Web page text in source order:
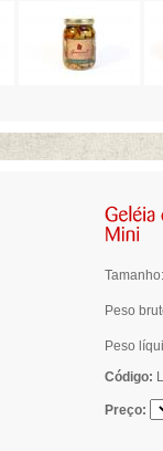
Peso
Peso
Código:
Preço: